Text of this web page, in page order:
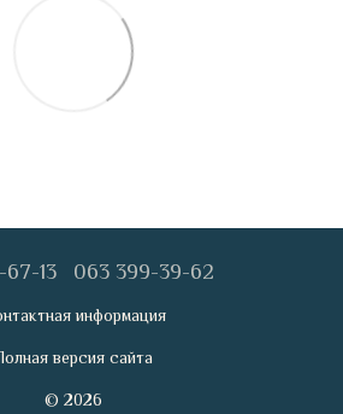
13 063 399-39-62
информация
версия сайта
© 2026